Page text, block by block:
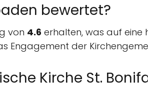
bewertet?
von 4.6 erhalten, was auf eine
Engagement der
Kirche St.